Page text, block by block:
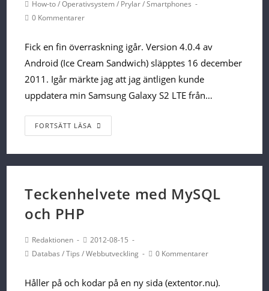
PostHow-to/Operativsystem/ Prylar/Smartphones
Post0 Kommentarer
Fick en fin överraskning igår. Version 4.0.4 av
Android (Ice Cream Sandwich) släpptes 16 december
2011. Igår märkte jag att jag äntligen kunde
uppdatera min Samsung Galaxy S2 LTE från…
FORTSÄTT LÄSA
din
Samsung
S2
Ice
Cream
Teckenhelvete med MySQL
och PHP
PostRedaktionen
Post2012-08-15
PostDatabas /Tips /Webbutveckling
Post0 Kommentarer
Håller på och kodar på en ny sida (extentor.nu).